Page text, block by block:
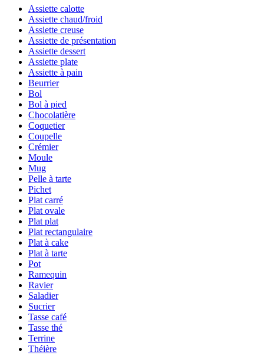
Assiette calotte
Assiette chaud/froid
Assiette creuse
Assiette de présentation
Assiette dessert
Assiette plate
Assiette à pain
Beurrier
Bol
Bol à pied
Chocolatière
Coquetier
Coupelle
Crémier
Moule
Mug
Pelle à tarte
Pichet
Plat carré
Plat ovale
Plat plat
Plat rectangulaire
Plat à cake
Plat à tarte
Pot
Ramequin
Ravier
Saladier
Sucrier
Tasse café
Tasse thé
Terrine
Théière